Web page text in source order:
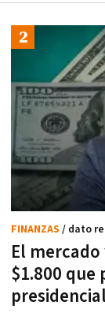
El
$1.800 que
presidencial
FINANZAS / dato